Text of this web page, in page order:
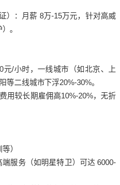
）：月薪 8万-15万元，针对高威
。
元/小时，一线城市（如北京、上
等二线城市下浮20%-30%。
用较长期雇佣高10%-20%，无折
等）
服务（如明星特卫）可达 6000-